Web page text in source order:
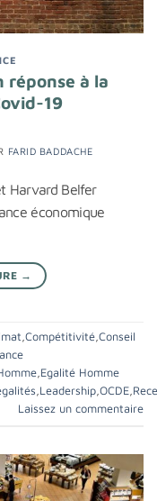
réponse à la
19
FARID BADDACHE
Harvard Belfer
économique
→
Compétitivité Conseil
Egalité Homme
Leadership OCDE
Laissez un commentaire